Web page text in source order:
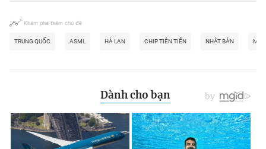
Khám phá thêm chủ đề
TRUNG QUỐC ASML HÀ LAN CHIP TIÊN TIẾN NHẬT BẢN MỸ